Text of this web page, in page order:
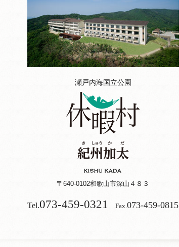
瀬戸内海国立公園
〒640-0102和歌山市深山４８３
Tel.073-459-0321 Fax. 073-459-0815